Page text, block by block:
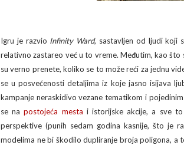
Igru je razvio Infinity Ward, sastavljen od ljudi koji
relativno zastareo već u to vreme. Međutim, kao
su verno prenete, koliko se to može reći za jednu
se u posvećenosti detaljima iz koje jasno isijava
kampanje neraskidivo vezane tematikom i
se napostojeća mesta i istorijske akcije, a sve
perspektive (punih sedam godina kasnije, što je
modelima ne bi škodilo dupliranje broja poligona, a